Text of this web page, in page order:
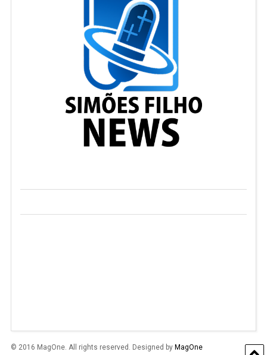
© 2016 MagOne. All rights reserved. Designed by MagOne